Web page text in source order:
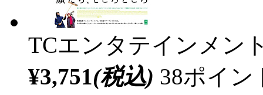
TCエンタテインメン
¥3,751(税込) 38ポイ